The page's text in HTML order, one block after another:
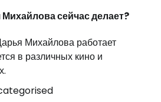
сейчас делает?
Михайлова работает
в различных кино и